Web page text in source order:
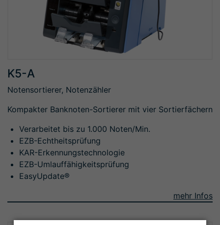
K5-A
Notensortierer, Notenzähler
Kompakter Banknoten-Sortierer mit vier Sortierfächern
Verarbeitet bis zu 1.000 Noten/Min.
EZB-Echtheitsprüfung
KAR-Erkennungstechnologie
EZB-Umlauffähigkeitsprüfung
EasyUpdate®
mehr Infos